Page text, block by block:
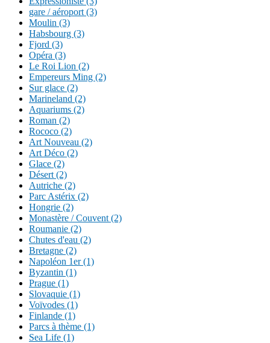
gare / aéroport (3)
Moulin (3)
Habsbourg (3)
Fjord (3)
Opéra (3)
Le Roi Lion (2)
Empereurs Ming (2)
Sur glace (2)
Marineland (2)
Aquariums (2)
Roman (2)
Rococo (2)
Art Nouveau (2)
Art Déco (2)
Glace (2)
Désert (2)
Autriche (2)
Parc Astérix (2)
Hongrie (2)
Monastère / Couvent (2)
Roumanie (2)
Chutes d'eau (2)
Bretagne (2)
Napoléon 1er (1)
Byzantin (1)
Prague (1)
Slovaquie (1)
Voïvodes (1)
Finlande (1)
Parcs à thème (1)
Sea Life (1)